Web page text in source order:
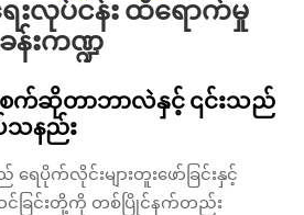
လုပ်ငန်း ထိရောက်မှု
န်းကဏ္ဍ
းစက်ဆိုတာဘာလဲနှင့် ၎င်းသည်
နည်း
ရေပိုက်လိုင်းများတူးဖော်ခြင်းနှင့်
ဆင်ခြင်းတို့ကို တစ်ပြိုင်နက်တည်း